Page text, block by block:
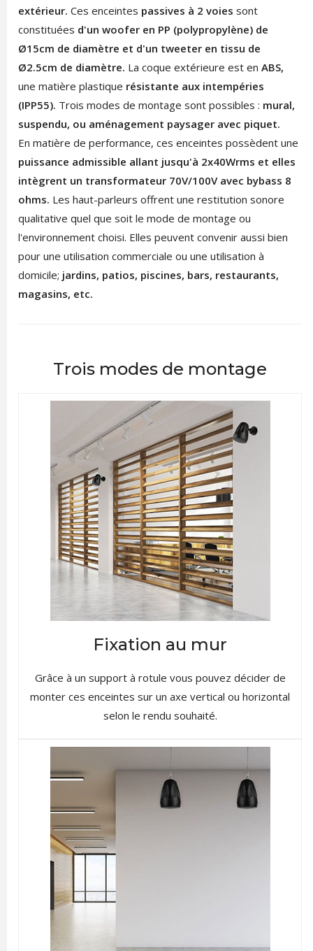
extérieur. Ces enceintes passives à 2 voies sont
constituées d'un woofer en PP (polypropylène) de
Ø15cm de diamètre et d'un tweeter en tissu de
Ø2.5cm de diamètre. La coque extérieure est en ABS,
une matière plastique résistante aux intempéries
(IPP55). Trois modes de montage sont possibles : mural,
suspendu, ou aménagement paysager avec piquet.
En matière de performance, ces enceintes possèdent une
puissance admissible allant jusqu'à 2x40Wrms et elles
intègrent un transformateur 70V/100V avec bybass 8
ohms. Les haut-parleurs offrent une restitution sonore
qualitative quel que soit le mode de montage ou
l'environnement choisi. Elles peuvent convenir aussi bien
pour une utilisation commerciale ou une utilisation à
domicile; jardins, patios, piscines, bars, restaurants,
magasins, etc.
Trois modes de montage
Fixation au mur
Grâce à un support à rotule vous pouvez décider de
monter ces enceintes sur un axe vertical ou horizontal
selon le rendu souhaité.